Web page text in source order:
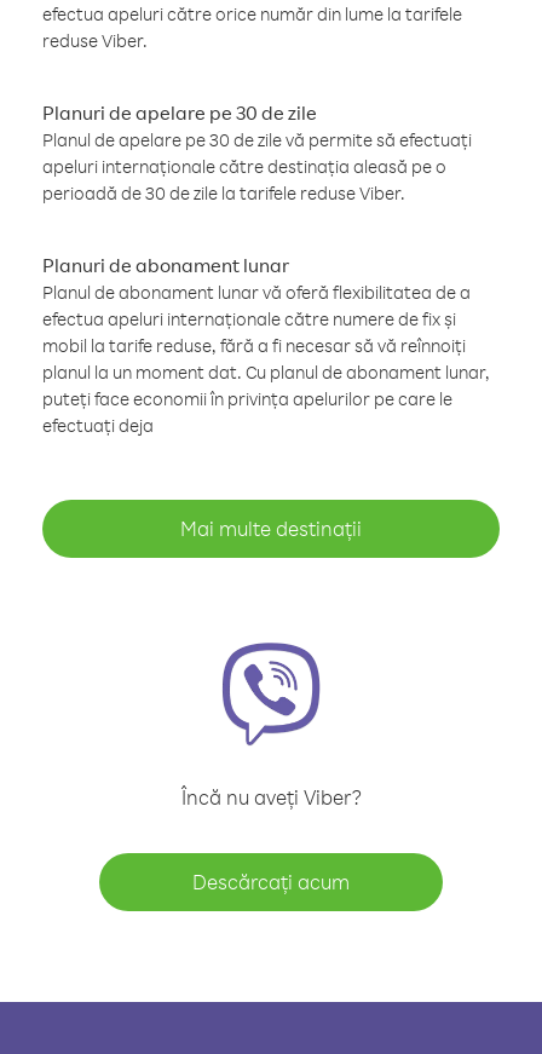
efectua apeluri către orice număr din lume la tarifele
reduse Viber.
Planuri de apelare pe 30 de zile
Planul de apelare pe 30 de zile vă permite să efectuați
apeluri internaționale către destinația aleasă pe o
perioadă de 30 de zile la tarifele reduse Viber.
Planuri de abonament lunar
Planul de abonament lunar vă oferă flexibilitatea de a
efectua apeluri internaționale către numere de fix și
mobil la tarife reduse, fără a fi necesar să vă reînnoiți
planul la un moment dat. Cu planul de abonament lunar,
puteți face economii în privința apelurilor pe care le
efectuați deja
Mai multe destinații
Încă nu aveți Viber?
Descărcați acum